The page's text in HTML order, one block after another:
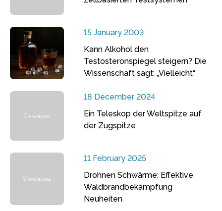
15 January 2003
Kann Alkohol den
Testosteronspiegel steigern? Die
Wissenschaft sagt: „Vielleicht“
18 December 2024
Ein Teleskop der Weltspitze auf
der Zugspitze
11 February 2025
Drohnen Schwärme: Effektive
Waldbrandbekämpfung
Neuheiten